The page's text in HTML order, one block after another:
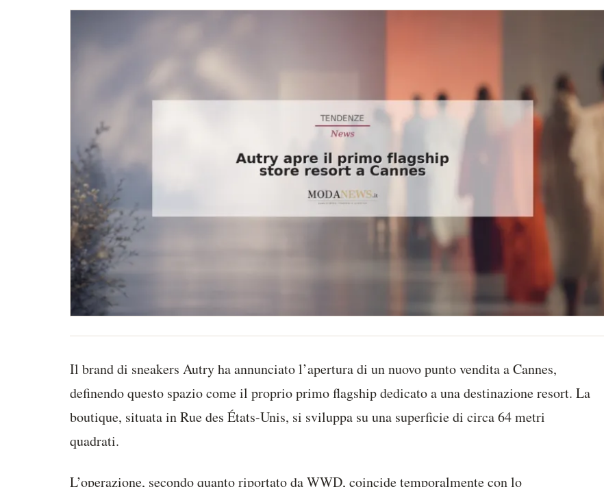
Il brand di sneakers Autry ha annunciato l’apertura di un nuovo punto vendita a Cannes,
definendo questo spazio come il proprio primo flagship dedicato a una destinazione resort. La
boutique, situata in Rue des États-Unis, si sviluppa su una superficie di circa 64 metri
quadrati.
L’operazione, secondo quanto riportato da WWD, coincide temporalmente con lo